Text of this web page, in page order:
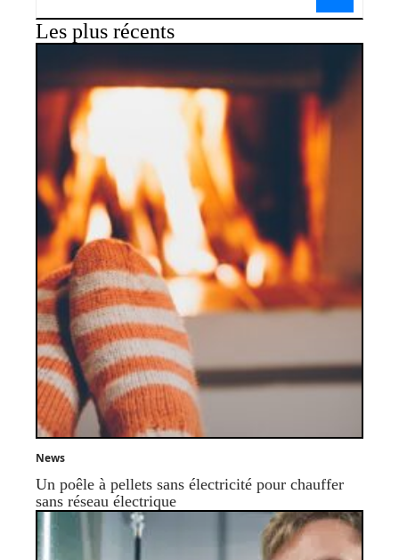
Les plus récents
News
Un poêle à pellets sans électricité pour chauffer
sans réseau électrique